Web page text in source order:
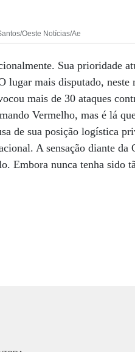
Oeste Notícias/Ae
Sua prioridade
lugar mais disputado, neste
mais de 30 ataques
Vermelho, mas é lá
de sua posição logística
A sensação diante da
Embora nunca tenha sido